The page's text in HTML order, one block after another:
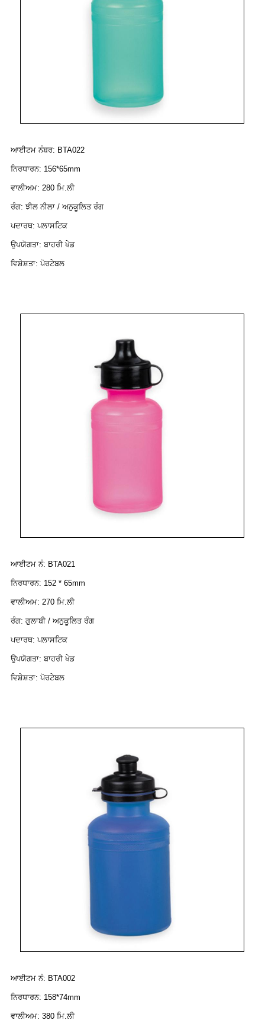
ਆਈਟਮ ਨੰਬਰ: BTA022
ਨਿਰਧਾਰਨ: 156*65mm
ਵਾਲੀਅਮ: 280 ਮਿ.ਲੀ
ਰੰਗ: ਝੀਲ ਨੀਲਾ / ਅਨੁਕੂਲਿਤ ਰੰਗ
ਪਦਾਰਥ: ਪਲਾਸਟਿਕ
ਉਪਯੋਗਤਾ: ਬਾਹਰੀ ਖੇਡ
ਵਿਸ਼ੇਸ਼ਤਾ: ਪੋਰਟੇਬਲ
ਆਈਟਮ ਨੰ: BTA021
ਨਿਰਧਾਰਨ: 152 * 65mm
ਵਾਲੀਅਮ: 270 ਮਿ.ਲੀ
ਰੰਗ: ਗੁਲਾਬੀ / ਅਨੁਕੂਲਿਤ ਰੰਗ
ਪਦਾਰਥ: ਪਲਾਸਟਿਕ
ਉਪਯੋਗਤਾ: ਬਾਹਰੀ ਖੇਡ
ਵਿਸ਼ੇਸ਼ਤਾ: ਪੋਰਟੇਬਲ
ਆਈਟਮ ਨੰ: BTA002
ਨਿਰਧਾਰਨ: 158*74mm
ਵਾਲੀਅਮ: 380 ਮਿ.ਲੀ